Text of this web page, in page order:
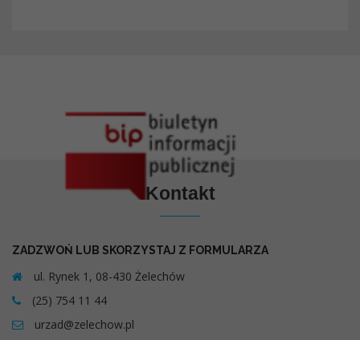
Kontakt
ZADZWOŃ LUB SKORZYSTAJ Z FORMULARZA
ul. Rynek 1, 08-430 Żelechów
(25) 754 11 44
urzad@zelechow.pl